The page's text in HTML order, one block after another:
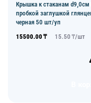
Крышка к стаканам d9,0см
пробкой заглушкой
черная 50 шт/уп
15500.00 ₸ 15.50 ₸/шт